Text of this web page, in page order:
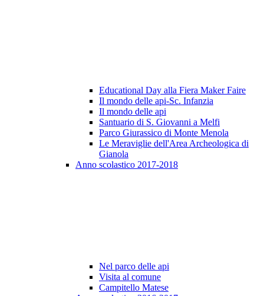
Educational Day alla Fiera Maker Faire
Il mondo delle api-Sc. Infanzia
Il mondo delle api
Santuario di S. Giovanni a Melfi
Parco Giurassico di Monte Menola
Le Meraviglie dell'Area Archeologica di
Gianola
Anno scolastico 2017-2018
Nel parco delle api
Visita al comune
Campitello Matese